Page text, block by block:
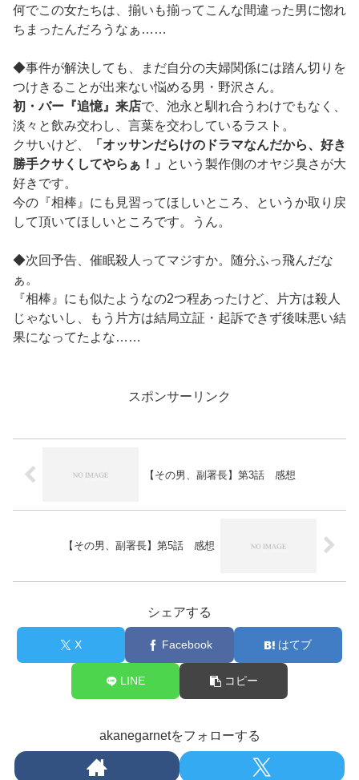
何でこの女たちは、揃いも揃ってこんな間違った男に惚れ
ちまったんだろうなぁ……
◆事件が解決しても、まだ自分の夫婦関係には踏ん切りを
つけきることが出来ない悩める男・野沢さん。
初・バー『追憶』来店で、池永と馴れ合うわけでもなく、
淡々と飲み交わし、言葉を交わしているラスト。
クサいけど、
「オッサンだらけのドラマなんだから、好き
勝手クサくしてやらぁ！」
という製作側のオヤジ臭さが大
好きです。
今の『相棒』にも見習ってほしいところ、というか取り戻
して頂いてほしいところです。うん。
◆次回予告、催眠殺人ってマジすか。随分ふっ飛んだな
ぁ。
『相棒』にも似たようなの2つ程あったけど、片方は殺人
じゃないし、もう片方は結局立証・起訴できず後味悪い結
果になってたよな……
スポンサーリンク
【その男、副署長】第3話 感想
【その男、副署長】第5話 感想
シェアする
X Facebook はてブ
LINE コピー
akanegarnetをフォローする